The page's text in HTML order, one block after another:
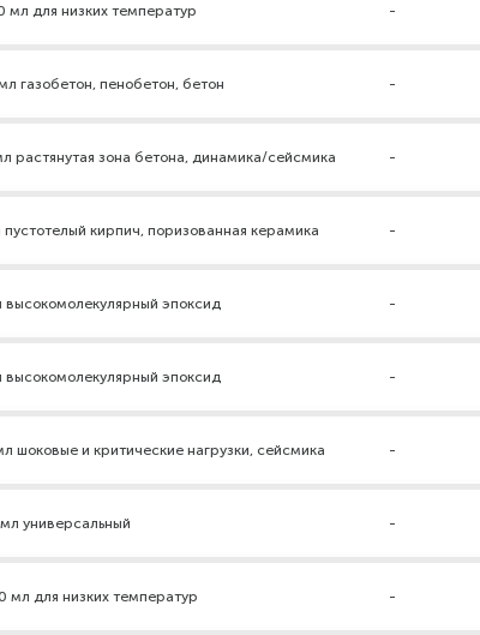
мл для низких температур -
газобетон, пенобетон, бетон -
растянутая зона бетона, динамика/сейсмика -
кирпич, поризованная керамика -
эпоксид -
эпоксид -
шоковые и критические нагрузки, сейсмика -
универсальный -
мл для низких температур -